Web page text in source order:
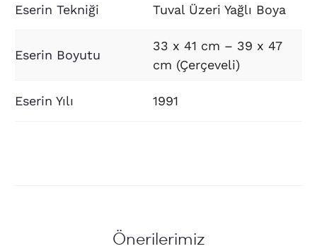
Eserin Tekniği Tuval Üzeri Yağlı Boya
Eserin Boyutu
33 x 41 cm – 39 x 47
cm (Çerçeveli)
Eserin Yılı 1991
Önerilerimiz